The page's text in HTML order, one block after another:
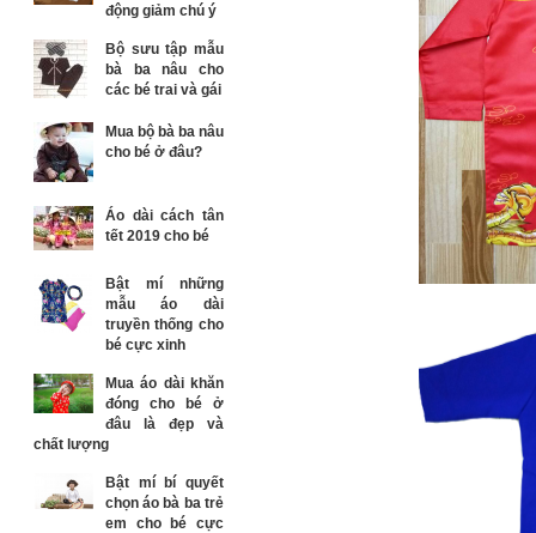
động giảm chú ý
Bộ sưu tập mẫu
bà ba nâu cho
các bé trai và gái
Mua bộ bà ba nâu
cho bé ở đâu?
Áo dài cách tân
tết 2019 cho bé
Bật mí những
mẫu áo dài
truyền thống cho
bé cực xinh
Mua áo dài khăn
đóng cho bé ở
đâu là đẹp và
chất lượng
Bật mí bí quyết
chọn áo bà ba trẻ
em cho bé cực